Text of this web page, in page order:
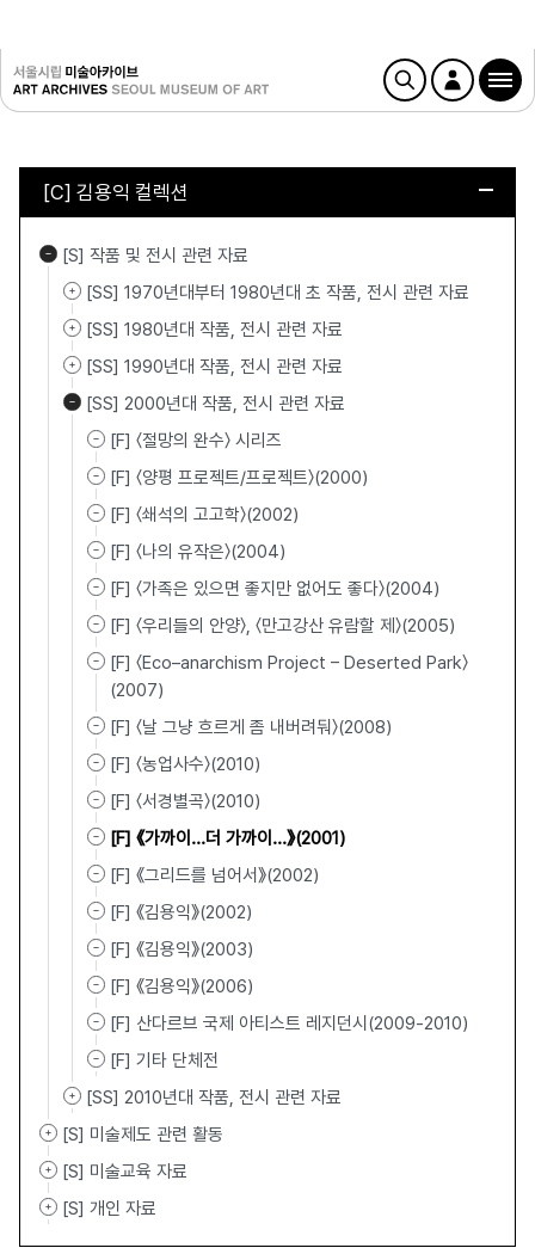
[C] 김용익 컬렉션
[S] 작품 및 전시 관련 자료
[SS] 1970년대부터 1980년대 초 작품, 전시 관련 자료
[SS] 1980년대 작품, 전시 관련 자료
[SS] 1990년대 작품, 전시 관련 자료
[SS] 2000년대 작품, 전시 관련 자료
[F] 〈절망의 완수〉 시리즈
[F] 〈양평 프로젝트/프로젝트〉(2000)
[F] 〈쇄석의 고고학〉(2002)
[F] 〈나의 유작은〉(2004)
[F] 〈가족은 있으면 좋지만 없어도 좋다〉(2004)
[F] 〈우리들의 안양〉, 〈만고강산 유람할 제〉(2005)
[F] 〈Eco–anarchism Project – Deserted Park〉
(2007)
[F] 〈날 그냥 흐르게 좀 내버려둬〉(2008)
[F] 〈농업사수〉(2010)
[F] 〈서경별곡〉(2010)
[F] 《가까이...더 가까이...》(2001)
[F] 《그리드를 넘어서》(2002)
[F] 《김용익》(2002)
[F] 《김용익》(2003)
[F] 《김용익》(2006)
[F] 산다르브 국제 아티스트 레지던시(2009-2010)
[F] 기타 단체전
[SS] 2010년대 작품, 전시 관련 자료
[S] 미술제도 관련 활동
[S] 미술교육 자료
[S] 개인 자료